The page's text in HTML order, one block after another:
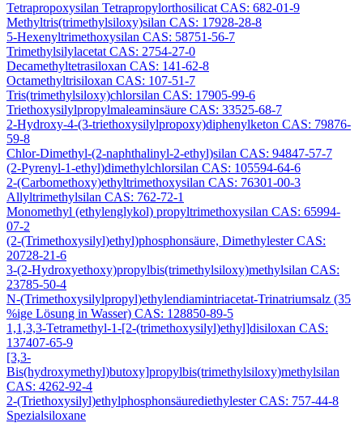
Tetrapropoxysilan Tetrapropylorthosilicat CAS: 682-01-9
Methyltris(trimethylsiloxy)silan CAS: 17928-28-8
5-Hexenyltrimethoxysilan CAS: 58751-56-7
Trimethylsilylacetat CAS: 2754-27-0
Decamethyltetrasiloxan CAS: 141-62-8
Octamethyltrisiloxan CAS: 107-51-7
Tris(trimethylsiloxy)chlorsilan CAS: 17905-99-6
Triethoxysilylpropylmaleaminsäure CAS: 33525-68-7
2-Hydroxy-4-(3-triethoxysilylpropoxy)diphenylketon CAS: 79876-
59-8
Chlor-Dimethyl-(2-naphthalinyl-2-ethyl)silan CAS: 94847-57-7
(2-Pyrenyl-1-ethyl)dimethylchlorsilan CAS: 105594-64-6
2-(Carbomethoxy)ethyltrimethoxysilan CAS: 76301-00-3
Allyltrimethylsilan CAS: 762-72-1
Monomethyl (ethylenglykol) propyltrimethoxysilan CAS: 65994-
07-2
(2-(Trimethoxysilyl)ethyl)phosphonsäure, Dimethylester CAS:
20728-21-6
3-(2-Hydroxyethoxy)propylbis(trimethylsiloxy)methylsilan CAS:
23785-50-4
N-(Trimethoxysilylpropyl)ethylendiamintriacetat-Trinatriumsalz (35
%ige Lösung in Wasser) CAS: 128850-89-5
1,1,3,3-Tetramethyl-1-[2-(trimethoxysilyl)ethyl]disiloxan CAS:
137407-65-9
[3,3-
Bis(hydroxymethyl)butoxy]propylbis(trimethylsiloxy)methylsilan
CAS: 4262-92-4
2-(Triethoxysilyl)ethylphosphonsäurediethylester CAS: 757-44-8
Spezialsiloxane